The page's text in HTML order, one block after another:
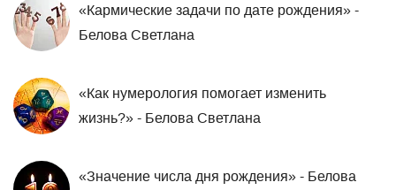
«Кармические задачи по дате рождения» -
Белова Светлана
«Как нумерология помогает изменить
жизнь?» - Белова Светлана
«Значение числа дня рождения» - Белова